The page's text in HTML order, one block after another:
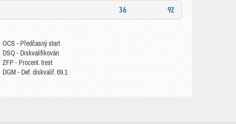
36 92
OCS - Předčasný start
DSQ - Diskvalifikován
ZFP - Procent. trest
DGM - Def. diskvalif. 69.1